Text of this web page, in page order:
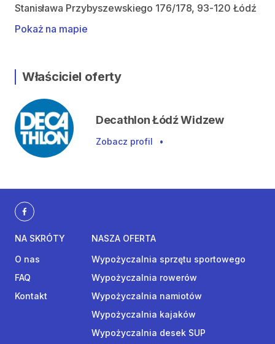
Stanisława Przybyszewskiego 176/178, 93-120 Łódź
Pokaż na mapie
Właściciel oferty
Decathlon Łódź Widzew
Zobacz profil •
NA SKRÓTY
O nas
FAQ
Kontakt
NASZA OFERTA
Wypożyczalnia sprzętu sportowego
Wypożyczalnia rowerów
Wypożyczalnia namiotów
Wypożyczalnia kajaków
Wypożyczalnia desek SUP